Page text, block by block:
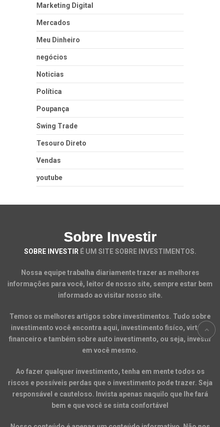
Marketing Digital
Mercados
Meu Dinheiro
negócios
Noticias
Política
Poupança
Swing Trade
Tesouro Direto
Vendas
youtube
Sobre Investir
SOBRE INVESTIR É UM SITE SOBRE INVESTIMENTOS.
Nossa equipe trabalha diariamente trazer as melhores
informações para você, leitor de nosso site, sempre estar bem
informado ao visitar nosso site.
Temos os melhores artigos sobre investimentos. Tudo sobre
investimento você encontra aqui, investimento fisíco, virtual,
financeiro e também sobre auto investimento, ou seja, investir
em você mesmo.
Ao fazer qualquer investimento, tenha em mente todos os
riscos e possíveis perdas que o investimento pode trazer. Seja
responsável e cauteloso. Invista apenas naquilo que lhe fará
bem e que você se sinta confortável